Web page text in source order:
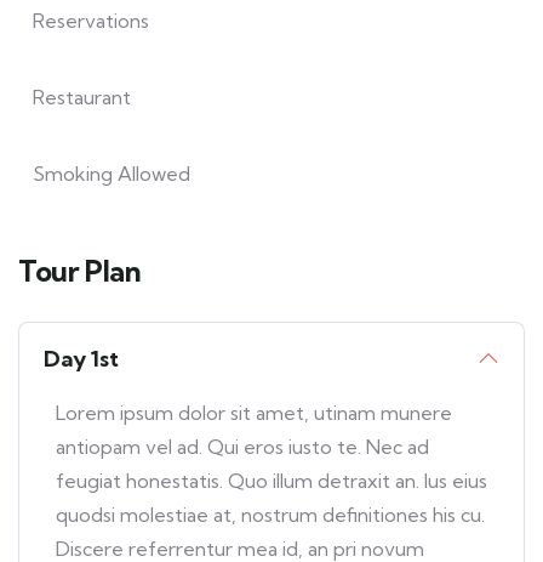
Reservations
Restaurant
Smoking Allowed
Tour Plan
Day 1st
Lorem ipsum dolor sit amet, utinam munere
antiopam vel ad. Qui eros iusto te. Nec ad
feugiat honestatis. Quo illum detraxit an. Ius eius
quodsi molestiae at, nostrum definitiones his cu.
Discere referrentur mea id, an pri novum